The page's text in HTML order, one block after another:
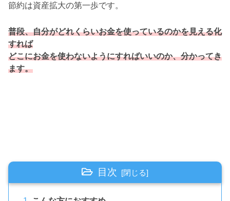
節約は資産拡大の第一歩です。
普段、自分がどれくらいお金を使っているのかを見える化
すれば
どこにお金を使わないようにすればいいのか、分かってき
ます。
目次